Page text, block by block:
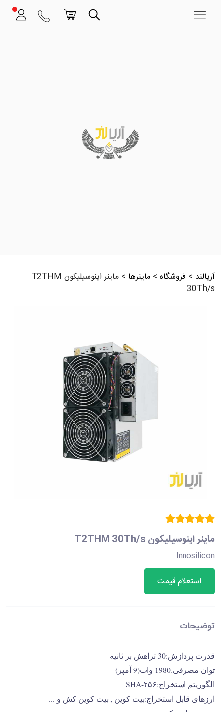
آریالند > فروشگاه >ماینرها >
ماینر اینوسیلیکون T2THM
30Th/s
ماینر اینوسیلیکون T2THM 30Th/s
Innosilicon
استعلام قیمت
توضیحات
قدرت پردازش:30 تراهش بر ثانیه
توان مصرفی:1980 وات(9 آمپر)
الگوریتم استخراج:SHA-۲۵۶
ارزهای قابل استخراج:بیت کوین , بیت کوین کش و ...